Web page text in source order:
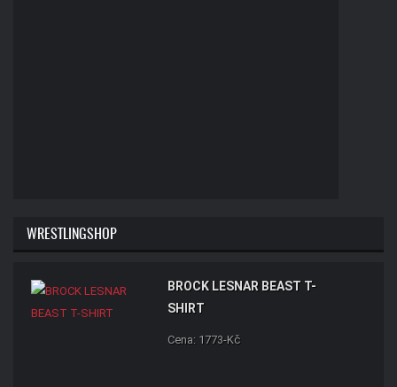
WRESTLINGSHOP
BROCK LESNAR BEAST T-
SHIRT
Cena: 1773-Kč